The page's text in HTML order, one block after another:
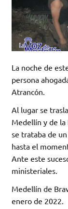
La noche de
persona
Atrancón.
Al lugar se
Medellín y de
se trataba de
hasta el
Ante este
ministeriales.
Medellín de
enero de 2022.